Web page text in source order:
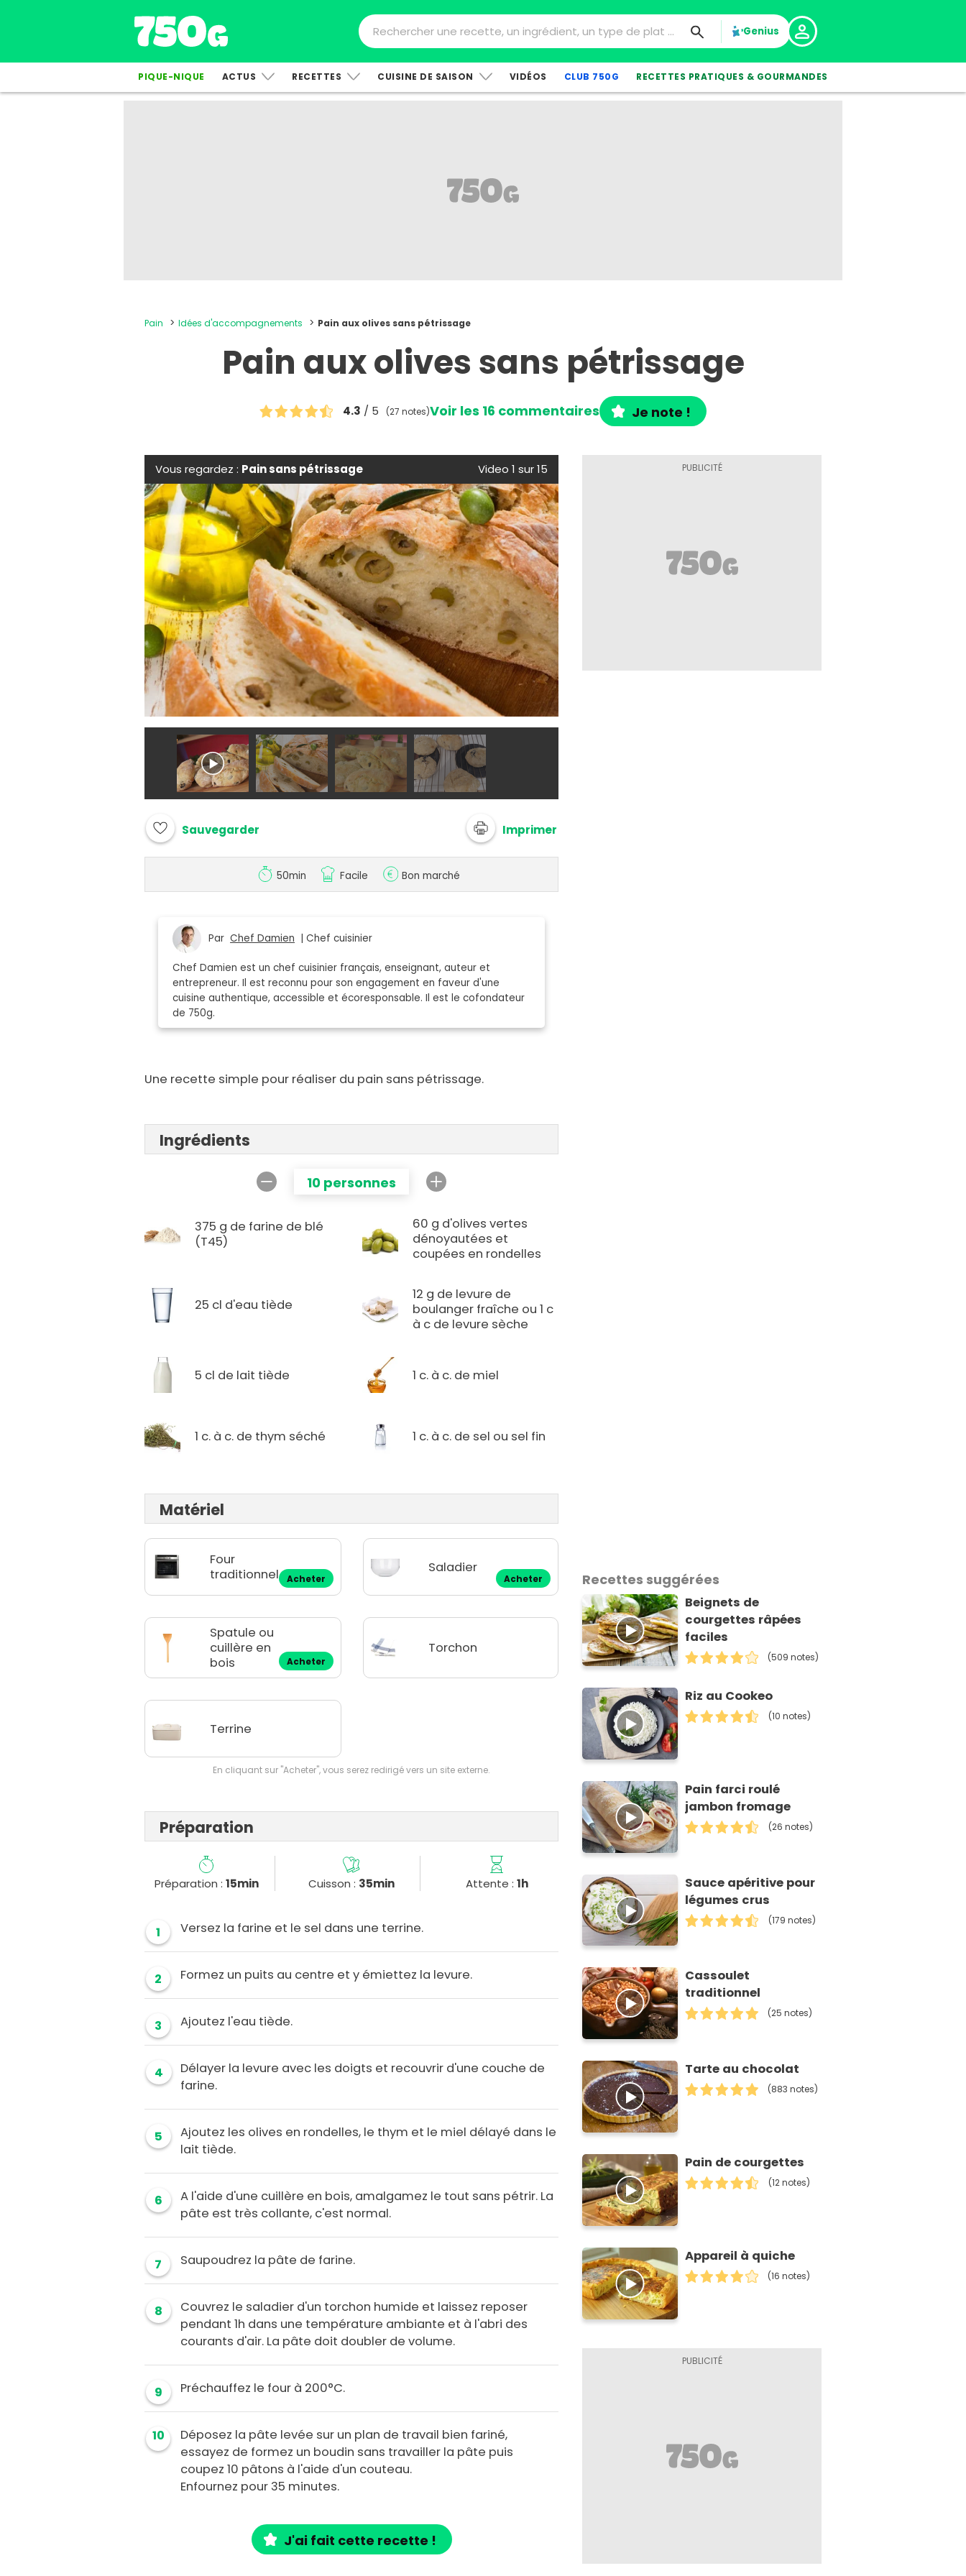
Genius
PIQUE-NIQUE ACTUS RECETTES CUISINE DE SAISON VIDÉOS CLUB 750G RECETTES PRATIQUES & GOURMANDES
Pain Idées d'accompagnements Pain aux olives sans pétrissage
Pain aux olives sans pétrissage
4.3 / 5 (27 notes)Voir les 16 commentaires Je note !
Vous regardez : Pain sans pétrissage Video 1 sur 15
Sauvegarder Imprimer
50min Facile Bon marché
ParChef Damien | Chef cuisinier
Chef Damien est un chef cuisinier français, enseignant, auteur et
entrepreneur. Il est reconnu pour son engagement en faveur d'une
cuisine authentique, accessible et écoresponsable. Il est le cofondateur
de 750g.
Une recette simple pour réaliser du pain sans pétrissage.
Ingrédients
10 personnes
375 g de farine de blé
(T45)
60 g d'olives vertes
dénoyautées et
coupées en rondelles
25 cl d'eau tiède
12 g de levure de
boulanger fraîche ou 1 c
à c de levure sèche
5 cl de lait tiède 1 c. à c. de miel
1 c. à c. de thym séché 1 c. à c. de sel ou sel fin
Matériel
Four
traditionnel
Acheter
Saladier
Acheter
Spatule ou
cuillère en
bois
Acheter
Torchon
Terrine
En cliquant sur "Acheter", vous serez redirigé vers un site externe.
Préparation
Préparation : 15min Cuisson : 35min Attente : 1h
1 Versez la farine et le sel dans une terrine.
2 Formez un puits au centre et y émiettez la levure.
3 Ajoutez l'eau tiède.
4
Délayer la levure avec les doigts et recouvrir d'une couche de
farine.
5
Ajoutez les olives en rondelles, le thym et le miel délayé dans le
lait tiède.
6
A l'aide d'une cuillère en bois, amalgamez le tout sans pétrir. La
pâte est très collante, c'est normal.
7 Saupoudrez la pâte de farine.
8
Couvrez le saladier d'un torchon humide et laissez reposer
pendant 1h dans une température ambiante et à l'abri des
courants d'air. La pâte doit doubler de volume.
9 Préchauffez le four à 200°C.
10
Déposez la pâte levée sur un plan de travail bien fariné,
essayez de formez un boudin sans travailler la pâte puis
coupez 10 pâtons à l'aide d'un couteau.
Enfournez pour 35 minutes.
J'ai fait cette recette !
Recettes suggérées
Beignets de
courgettes râpées
faciles
(509 notes)
Riz au Cookeo
(10 notes)
Pain farci roulé
jambon fromage
(26 notes)
Sauce apéritive pour
légumes crus
(179 notes)
Cassoulet
traditionnel
(25 notes)
Tarte au chocolat
(883 notes)
Pain de courgettes
(12 notes)
Appareil à quiche
(16 notes)